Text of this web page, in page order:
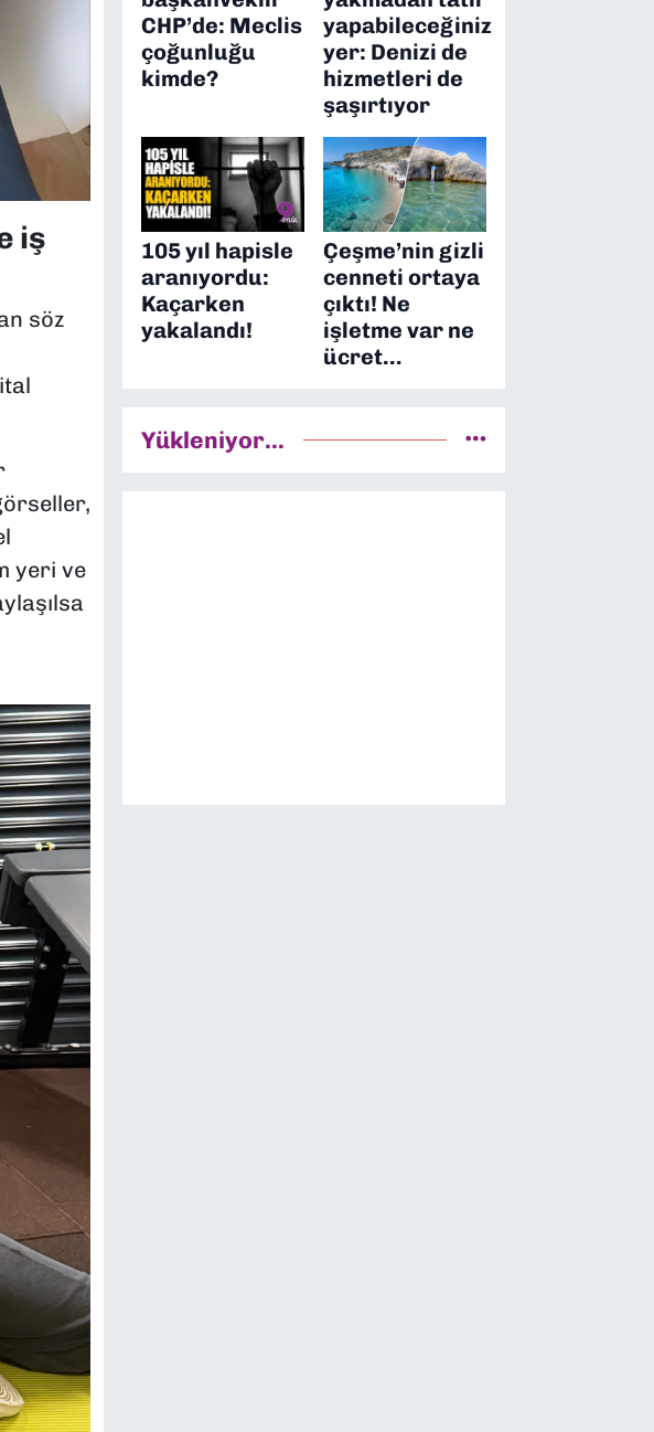
iş
söz
yeri ve
CHP’de: Meclis
çoğunluğu
kimde?
yapabileceğiniz
yer: Denizi de
hizmetleri de
şaşırtıyor
105 yıl hapisle
aranıyordu:
Kaçarken
yakalandı!
Çeşme’nin gizli
cenneti ortaya
çıktı! Ne
işletme var ne
ücret…
Yükleniyor...